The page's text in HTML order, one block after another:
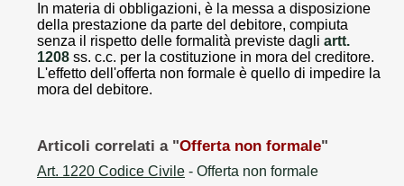
In materia di obbligazioni, è la messa a disposizione
della prestazione da parte del debitore, compiuta
senza il rispetto delle formalità previste dagli artt.
1208 ss. c.c. per la costituzione in mora del creditore.
L'effetto dell'offerta non formale è quello di impedire la
mora del debitore.
Articoli correlati a "Offerta non formale"
Art. 1220 Codice Civile - Offerta non formale